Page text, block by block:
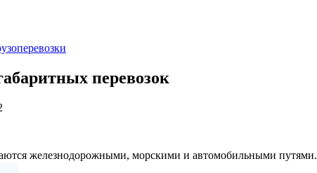
перевозок
железнодорожными, морскими и автомобильными путями.